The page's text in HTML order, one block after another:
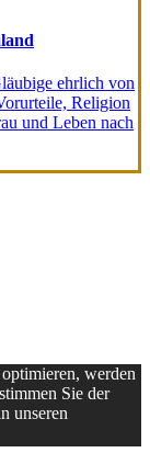
ehrlich von
Religion
und Leben nach
werden
Sie der
unseren